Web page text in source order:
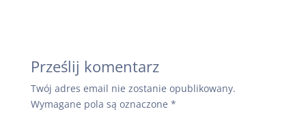
Prześlij komentarz
Twój adres email nie zostanie opublikowany.
Wymagane pola są oznaczone *